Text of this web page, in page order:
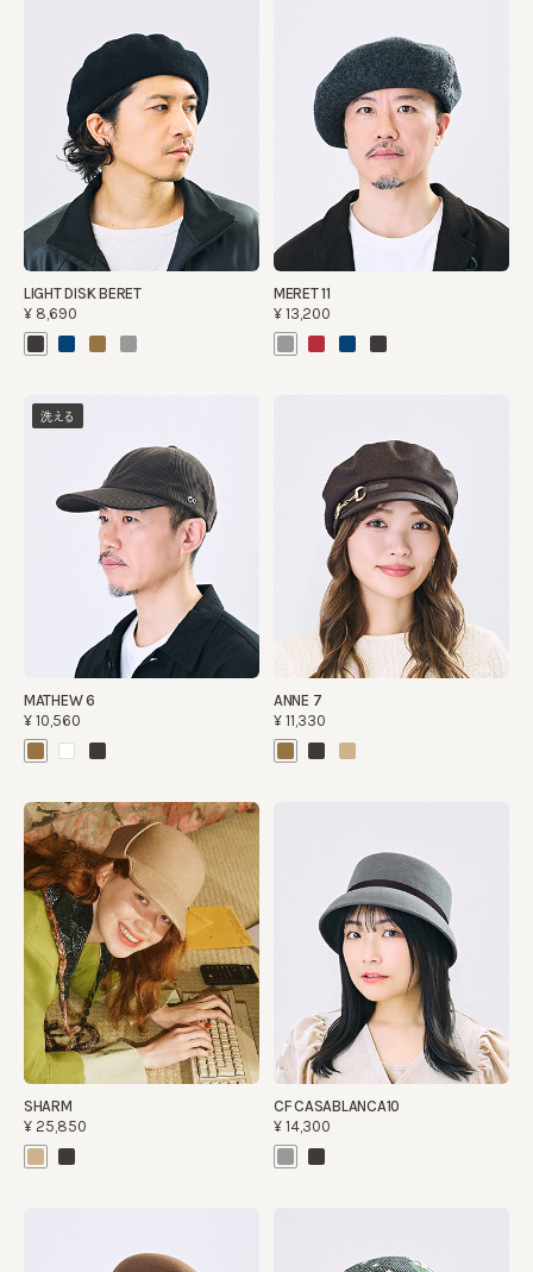
LIGHT DISK BERET
¥8,690
MERET 11
¥13,200
洗える
MATHEW 6
¥10,560
ANNE 7
¥11,330
SHARM
¥25,850
CF CASABLANCA10
¥14,300